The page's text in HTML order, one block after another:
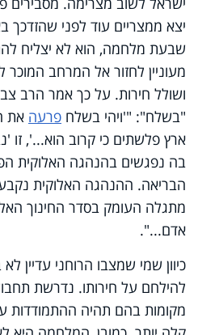
יצא ממצריים עוד לפני שהזדכך
שבעת מלחמה, הוא לא יצליח
מעוניין לחזור אל המרחב
ושולל חירות. על כך אמר הרב
"בשלח": "'ויהי בשלח פרעה את
ארץ פלשתים כי קרוב הוא...', זו
בה נפגשים בהנהגה האלוקית
הבריאה. ההנהגה האלוקית
מתגלה העומק בסדר החינוך
אדם...".
כיוון שמי שמצבו הרוחני עדיין
להילחם על חירותו. נדרשת
מקומות בהם תהיה ההתמודדות